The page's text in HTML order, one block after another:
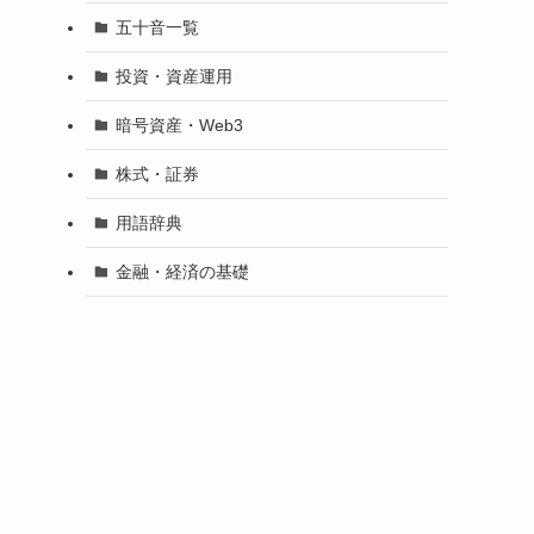
五十音一覧
投資・資産運用
暗号資産・Web3
株式・証券
用語辞典
金融・経済の基礎